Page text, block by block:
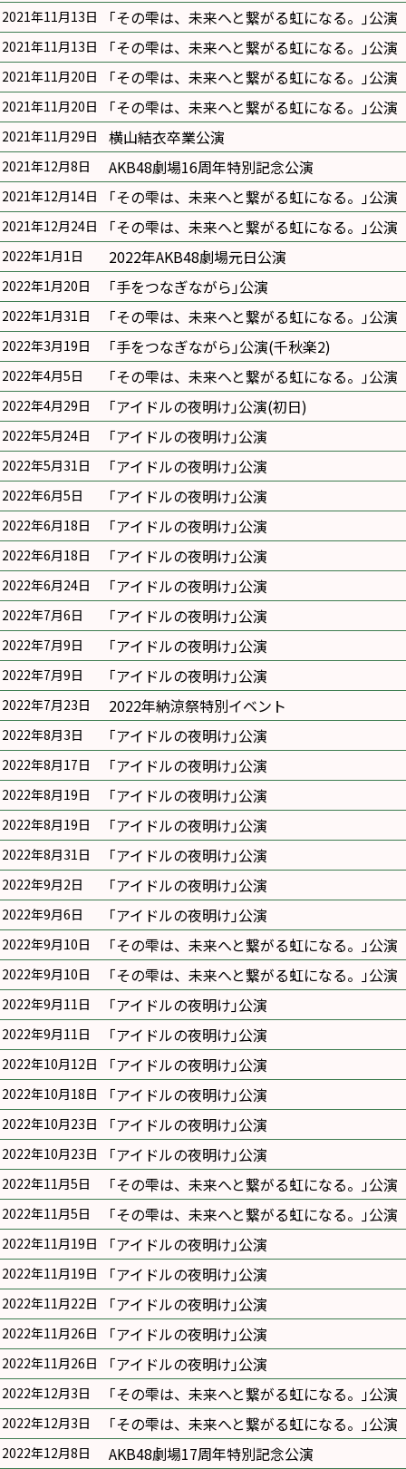
2021年11月13日 ｢その雫は、未来へと繋がる虹になる。｣公演
2021年11月13日 ｢その雫は、未来へと繋がる虹になる。｣公演
2021年11月20日 ｢その雫は、未来へと繋がる虹になる。｣公演
2021年11月20日 ｢その雫は、未来へと繋がる虹になる。｣公演
2021年11月29日 横山結衣卒業公演
2021年12月8日 AKB48劇場16周年特別記念公演
2021年12月14日 ｢その雫は、未来へと繋がる虹になる。｣公演
2021年12月24日 ｢その雫は、未来へと繋がる虹になる。｣公演
2022年1月1日 2022年AKB48劇場元日公演
2022年1月20日 ｢手をつなぎながら｣公演
2022年1月31日 ｢その雫は、未来へと繋がる虹になる。｣公演
2022年3月19日 ｢手をつなぎながら｣公演(千秋楽2)
2022年4月5日 ｢その雫は、未来へと繋がる虹になる。｣公演
2022年4月29日 ｢アイドルの夜明け｣公演(初日)
2022年5月24日 ｢アイドルの夜明け｣公演
2022年5月31日 ｢アイドルの夜明け｣公演
2022年6月5日 ｢アイドルの夜明け｣公演
2022年6月18日 ｢アイドルの夜明け｣公演
2022年6月18日 ｢アイドルの夜明け｣公演
2022年6月24日 ｢アイドルの夜明け｣公演
2022年7月6日 ｢アイドルの夜明け｣公演
2022年7月9日 ｢アイドルの夜明け｣公演
2022年7月9日 ｢アイドルの夜明け｣公演
2022年7月23日 2022年納涼祭特別イベント
2022年8月3日 ｢アイドルの夜明け｣公演
2022年8月17日 ｢アイドルの夜明け｣公演
2022年8月19日 ｢アイドルの夜明け｣公演
2022年8月19日 ｢アイドルの夜明け｣公演
2022年8月31日 ｢アイドルの夜明け｣公演
2022年9月2日 ｢アイドルの夜明け｣公演
2022年9月6日 ｢アイドルの夜明け｣公演
2022年9月10日 ｢その雫は、未来へと繋がる虹になる。｣公演
2022年9月10日 ｢その雫は、未来へと繋がる虹になる。｣公演
2022年9月11日 ｢アイドルの夜明け｣公演
2022年9月11日 ｢アイドルの夜明け｣公演
2022年10月12日 ｢アイドルの夜明け｣公演
2022年10月18日 ｢アイドルの夜明け｣公演
2022年10月23日 ｢アイドルの夜明け｣公演
2022年10月23日 ｢アイドルの夜明け｣公演
2022年11月5日 ｢その雫は、未来へと繋がる虹になる。｣公演
2022年11月5日 ｢その雫は、未来へと繋がる虹になる。｣公演
2022年11月19日 ｢アイドルの夜明け｣公演
2022年11月19日 ｢アイドルの夜明け｣公演
2022年11月22日 ｢アイドルの夜明け｣公演
2022年11月26日 ｢アイドルの夜明け｣公演
2022年11月26日 ｢アイドルの夜明け｣公演
2022年12月3日 ｢その雫は、未来へと繋がる虹になる。｣公演
2022年12月3日 ｢その雫は、未来へと繋がる虹になる。｣公演
2022年12月8日 AKB48劇場17周年特別記念公演